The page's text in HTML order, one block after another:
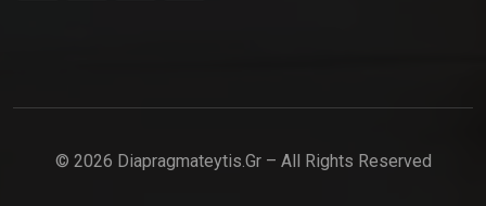
© 2026 Diapragmateytis.gr – All Rights Reserved